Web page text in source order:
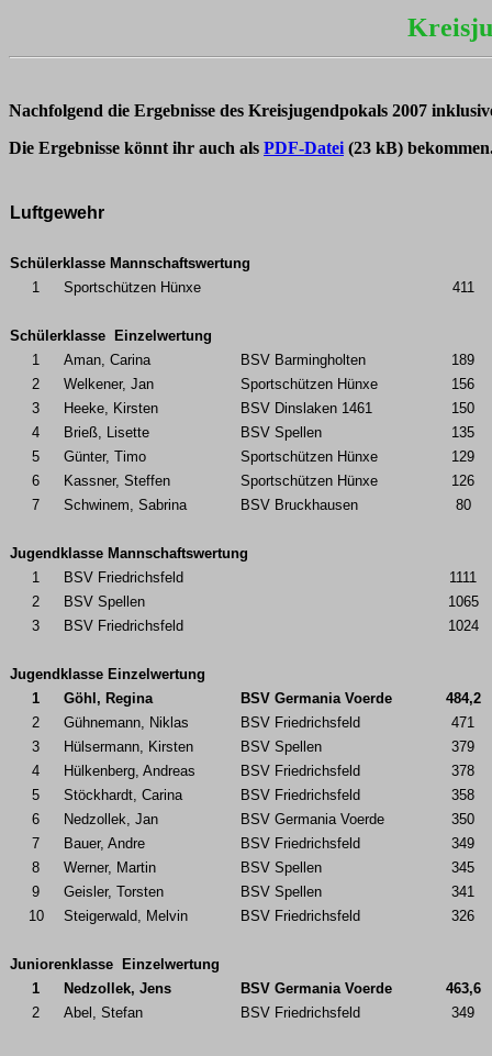
Nachfolgend die Ergebnisse des Kreisjugendpokals 2007
Die Ergebnisse könnt ihr auch als PDF-Datei (23 kB)
Luftgewehr
Schülerklasse Mannschaftswertung
1
Sportschützen Hünxe 411
Schülerklasse Einzelwertung
1
Aman, Carina BSV Barmingholten
189
2
Welkener, Jan Sportschützen Hünxe
156
3
Heeke, Kirsten BSV Dinslaken 1461
150
4
Brieß, Lisette BSV Spellen
135
5
Günter, Timo Sportschützen Hünxe
129
6
Kassner, Steffen Sportschützen Hünxe
126
7
Schwinem, Sabrina BSV Bruckhausen 80
Jugendklasse Mannschaftswertung
1
BSV Friedrichsfeld
1111
2
BSV Spellen
1065
3
BSV Friedrichsfeld 1024
Jugendklasse Einzelwertung
1
Göhl, Regina BSV Germania Voerde
484,2
2
Gühnemann, Niklas BSV Friedrichsfeld
471
3
Hülsermann, Kirsten BSV Spellen
379
4
Hülkenberg, Andreas BSV Friedrichsfeld
378
5
Stöckhardt, Carina BSV Friedrichsfeld
358
6
Nedzollek, Jan BSV Germania Voerde
350
7
Bauer, Andre BSV Friedrichsfeld
349
8
Werner, Martin BSV Spellen
345
9
Geisler, Torsten BSV Spellen
341
10
Steigerwald, Melvin BSV Friedrichsfeld 326
Juniorenklasse Einzelwertung
1
Nedzollek, Jens BSV Germania Voerde
463,6
2
Abel, Stefan BSV Friedrichsfeld 349